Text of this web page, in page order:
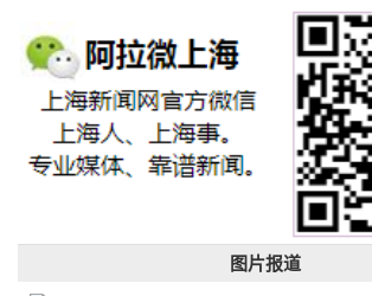
图片报道